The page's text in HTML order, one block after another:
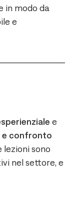
in modo da
e
e
e confronto
lezioni sono
nel settore, e